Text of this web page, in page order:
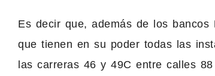
Es decir que, además de los bancos
que tienen en su poder todas las
las carreras 46 y 49C entre calles